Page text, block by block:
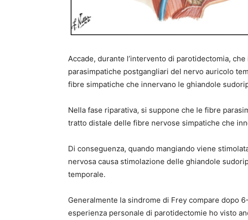
Accade, durante l’intervento di parotidectomia,
parasimpatiche postgangliari del nervo auricolo
fibre simpatiche che innervano le ghiandole
Nella fase riparativa, si suppone che le fibre
tratto distale delle fibre nervose simpatiche che
Di conseguenza, quando mangiando viene
nervosa causa stimolazione delle ghiandole
temporale.
Generalmente la sindrome di Frey compare dopo
esperienza personale di parotidectomie ho visto